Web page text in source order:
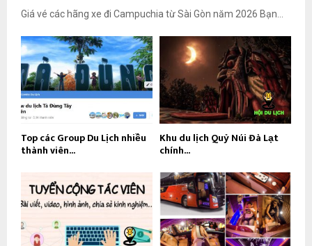
Giá vé các hãng xe đi Campuchia từ Sài Gòn năm 2026 Bạn...
Top các Group Du Lịch nhiều
thành viên...
Khu du lịch Quỷ Núi Đà Lạt
chính...